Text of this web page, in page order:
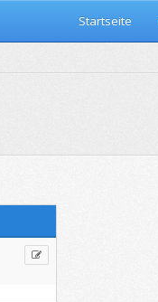
Startseite